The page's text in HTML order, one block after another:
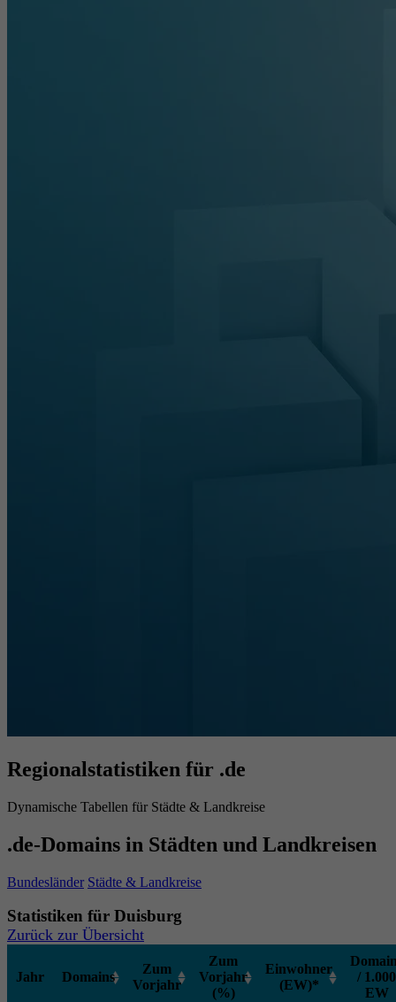
Regionalstatistiken für .de
Dynamische Tabellen für Städte & Landkreise
.de-Domains in Städten und Landkreisen
Bundesländer Städte & Landkreise
Statistiken für Duisburg
Zurück zur Übersicht
Jahr Domains
Zum
Vorjahr
Zum
Vorjahr
(%)
Einwohner
(EW)*
/ 1.000
EW